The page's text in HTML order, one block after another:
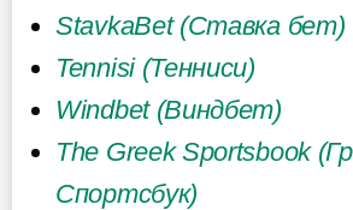
StavkaBet (Ставка бет)
Tennisi (Тенниси)
Windbet (Виндбет)
The Greek Sportsbook
Спортсбук)